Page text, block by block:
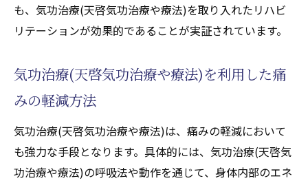
も、気功治療(天啓気功治療や療法)を取り入れたリハビ
リテーションが効果的であることが実証されています。
気功治療(天啓気功治療や療法)を利用した痛
みの軽減方法
気功治療(天啓気功治療や療法)は、痛みの軽減において
も強力な手段となります。具体的には、気功治療(天啓気
功治療や療法)の呼吸法や動作を通じて、身体内部のエネ